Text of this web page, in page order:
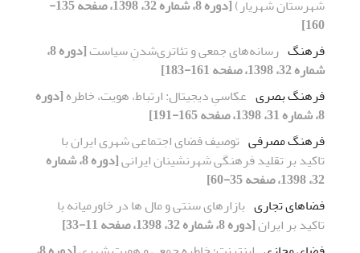
شهرستان شهریار)
[دوره 8، شماره 32، 1398، صفحه 135-
160]
فرهنگ رسانه‌های جمعی و تئاتری‌شدنِ سیاست
[دوره 8،
شماره 32، 1398، صفحه 161-183]
فرهنگ بصری عکاسیِ دیجیتال: ارتباط، هویت، خاطره[دوره
8، شماره 31، 1398، صفحه 165-191]
فرهنگ مصرفی توصیف فضای اجتماعی شهری ایران با
تاکید بر تقلید فرهنگی شهرنشینان ایرانی
[دوره 8، شماره
32، 1398، صفحه 35-60]
فضاهای تجاری بازارهای سنتی و مال ها در خاورمیانه با
تاکید بر ایران[دوره 8، شماره 32، 1398، صفحه 11-33]